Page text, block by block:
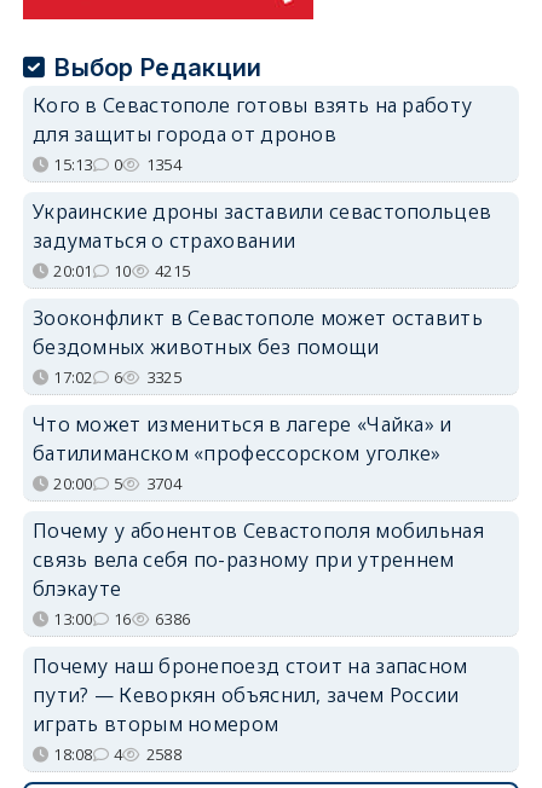
Выбор Редакции
Кого в Севастополе готовы взять на работу
для защиты города от дронов
15:13 0 1354
Украинские дроны заставили севастопольцев
задуматься о страховании
20:01 10 4215
Зооконфликт в Севастополе может оставить
бездомных животных без помощи
17:02 6 3325
Что может измениться в лагере «Чайка» и
батилиманском «профессорском уголке»
20:00 5 3704
Почему у абонентов Севастополя мобильная
связь вела себя по-разному при утреннем
блэкауте
13:00 16 6386
Почему наш бронепоезд стоит на запасном
пути? — Кеворкян объяснил, зачем России
играть вторым номером
18:08 4 2588